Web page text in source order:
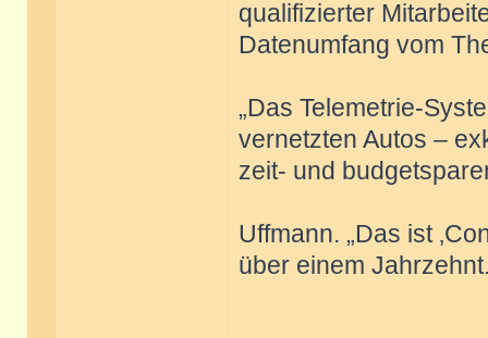
qualifizierter
Datenumfang vom
„Das Telemetrie-
vernetzten Autos –
zeit- und
Uffmann. „Das ist
über einem